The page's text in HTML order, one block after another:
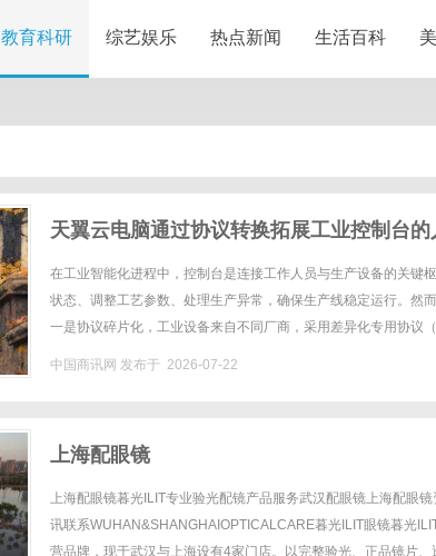
教育科研 综艺娱乐 热点新闻 生活百科
天翼云电脑通过协议转换拓展工业控制台
在工业智能化进程中，控制台是连接工作人员与生产设备的关键
状态、调整工艺参数、处理生产异常，确保生产线稳定运行。然
一是协议碎片化，工业设备来自不同厂商，采用差异化专用协议
中国商讯网 发布于 2026-07-22
上海配眼镜
上海配眼镜暮光ILIT专业验光配镜产品服务武汉配眼镜上海配眼
讯联系WUHAN&SHANGHAIOPTICALCARE暮光ILIT眼镜暮光
营品牌，现于武汉与上海设有4家门店。以完整验光、正品镜片